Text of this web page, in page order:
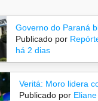
Governo do Paraná
Publicado por
há 2 dias
Veritá: Moro lidera
Publicado porEliane